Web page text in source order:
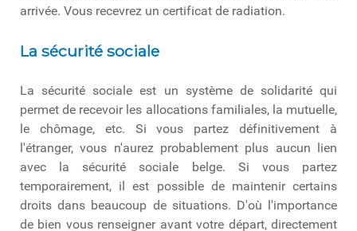
arrivée. Vous recevrez un certificat de radiation.
La sécurité sociale
La sécurité sociale est un système de solidarité qui
permet de recevoir les allocations familiales, la mutuelle,
le chômage, etc. Si vous partez définitivement à
l'étranger, vous n'aurez probablement plus aucun lien
avec la sécurité sociale belge. Si vous partez
temporairement, il est possible de maintenir certains
droits dans beaucoup de situations. D'où l'importance
de bien vous renseigner avant votre départ, directement